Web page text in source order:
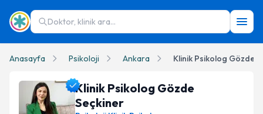
Doktor, klinik ara...
Anasayfa Psikoloji Ankara Klinik Psikolog Gözde
Klinik Psikolog Gözde
Seçkiner